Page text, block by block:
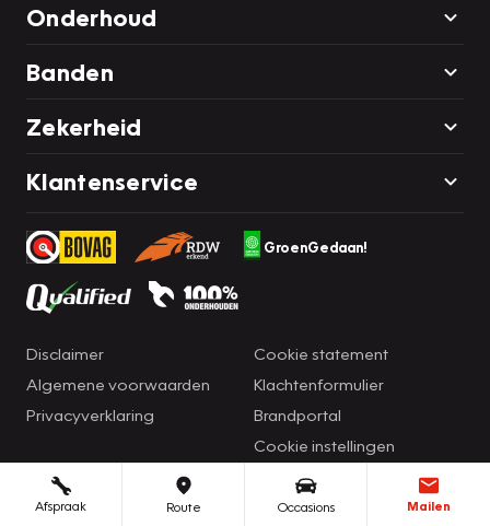
Afspraak Route Occasions Mailen
Onderhoud
Banden
Zekerheid
Klantenservice
GroenGedaan!
Disclaimer
Algemene voorwaarden
Privacyverklaring
Cookie statement
Klachtenformulier
Brandportal
Cookie instellingen